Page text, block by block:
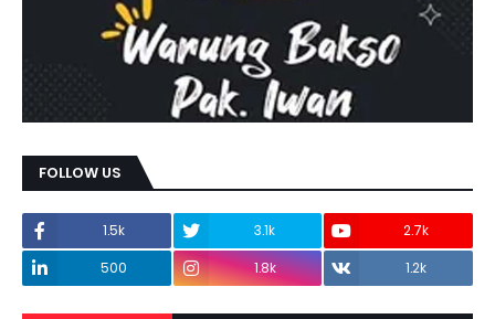
FOLLOW US
1.5k 3.1k
2.7k
500
1.8k 1.2k